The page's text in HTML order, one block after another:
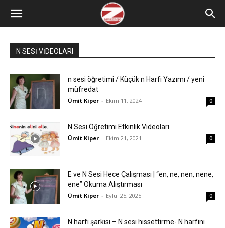
N SESİ VİDEOLARI
n sesi öğretimi / Küçük n Harfi Yazımı / yeni
müfredat
Ümit Kiper - Ekim 11, 2024 0
N Sesi Öğretimi Etkinlik Videoları
Ümit Kiper - Ekim 21, 2021 0
E ve N Sesi Hece Çalışması | “en, ne, nen, nene,
ene” Okuma Alıştırması
Ümit Kiper - Eylül 25, 2025 0
N harfi şarkısı – N sesi hissettirme- N harfini